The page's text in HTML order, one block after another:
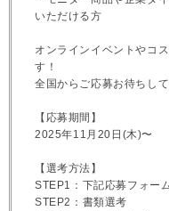
いただける方
オンラインイベントやコ
す！
全国からご応募お待ちして
【応募期間】
2025年11月20日(木)〜
【選考方法】
STEP1：下記応募フォー
STEP2：書類選考